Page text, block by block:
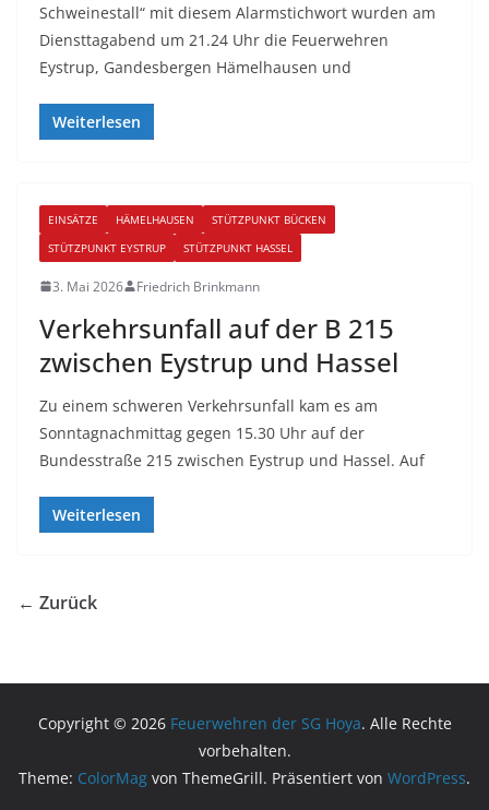
Schweinestall“ mit diesem Alarmstichwort wurden am
Diensttagabend um 21.24 Uhr die Feuerwehren
Eystrup, Gandesbergen Hämelhausen und
Weiterlesen
EINSÄTZE HÄMELHAUSEN
STÜTZPUNKT BÜCKEN
STÜTZPUNKT EYSTRUP
STÜTZPUNKT HASSEL
3. Mai 2026 Friedrich Brinkmann
Verkehrsunfall auf der B 215
zwischen Eystrup und Hassel
Zu einem schweren Verkehrsunfall kam es am
Sonntagnachmittag gegen 15.30 Uhr auf der
Bundesstraße 215 zwischen Eystrup und Hassel. Auf
Weiterlesen
← Zurück
Copyright © 2026 Feuerwehren der SG Hoya. Alle Rechte
vorbehalten.
Theme: ColorMag von ThemeGrill. Präsentiert von WordPress.